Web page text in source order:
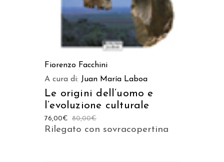
Fiorenzo Facchini
A cura di: Juan María Laboa
Le origini dell’uomo e
l’evoluzione culturale
80,00€
76,00€
Rilegato con sovracopertina